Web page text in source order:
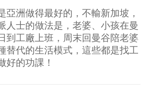
亞洲做得最好的，不輸新加坡，
人士的做法是，老婆、小孩在曼
到工廠上班，周末回曼谷陪老婆
替代的生活模式，這些都是找工
好的功課！